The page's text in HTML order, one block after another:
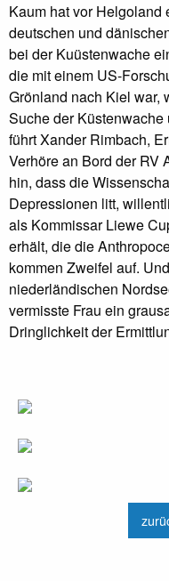
Kaum hat vor
deutschen und
bei der Kuüstenwache
die mit einem US-
Grönland nach Kiel war,
Suche der
führt Xander Rimbach,
Verhöre an Bord der RV
hin, dass die
Depressionen litt,
als Kommissar Liewe
erhält, die die
kommen Zweifel auf.
niederländischen
vermisste Frau ein
Dringlichkeit der